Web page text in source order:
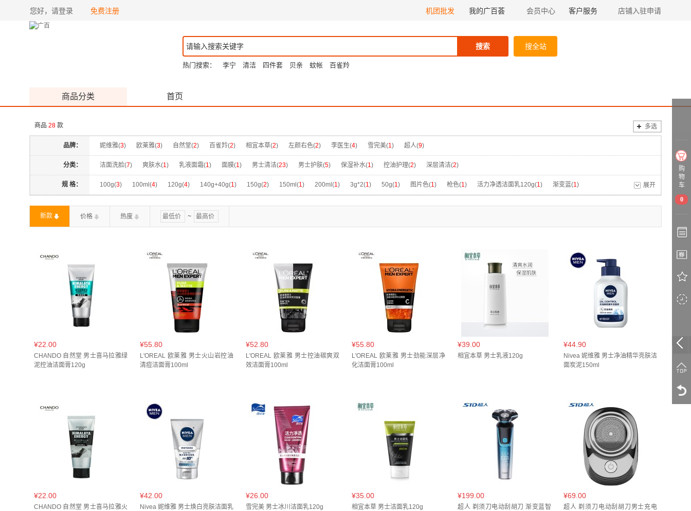
您好，请登录 免费注册 机团批发 我的广百荟 会员中心 客户服务 店铺入驻申请
搜索 搜全站
热门搜索： 李宁 清洁 四件套 贝亲 蚊帐 百雀羚
商品分类 首页
商品 28 款 多选
品牌： 妮维雅(3) 欧莱雅(3) 自然堂(2) 百雀羚(2) 相宜本草(2) 左颜右色(2) 李医生(4) 雪完美(1) 超人(9)
分类： 洁面洗脸(7) 爽肤水(1) 乳液面霜(1) 面膜(1) 男士清洁(23) 男士护肤(5) 保湿补水(1) 控油护理(2) 深层清洁(2)
规 格： 100g(3) 100ml(4) 120g(4) 140g+40g(1) 150g(2) 150ml(1) 200ml(1) 3g*2(1) 50g(1) 图片色(1) 枪色(1) 活力净透洁面乳120g(1) 渐变蓝(1) 展开
新款 价格 热度 ~
¥22.00
CHANDO 自然堂 男士喜马拉雅绿
泥控油洁面膏120g
¥55.80
L'OREAL 欧莱雅 男士火山岩控油
清痘洁面膏100ml
¥52.80
L'OREAL 欧莱雅 男士控油碳爽双
效洁面膏100ml
¥55.80
L'OREAL 欧莱雅 男士劲能深层净
化洁面膏100ml
¥39.00
相宜本草 男士乳液120g
¥44.90
Nivea 妮维雅 男士净油精华亮肤洁
面炭泥150ml
¥22.00
CHANDO 自然堂 男士喜马拉雅火
¥42.00
Nivea 妮维雅 男士焕白亮肤洁面乳
¥26.00
雪完美 男士冰川洁面乳120g
¥35.00
相宜本草 男士洁面乳120g
¥199.00
超人 剃须刀电动刮胡刀 渐变蓝智
¥69.00
超人 剃须刀电动刮胡刀男士充电
购
物
车
0